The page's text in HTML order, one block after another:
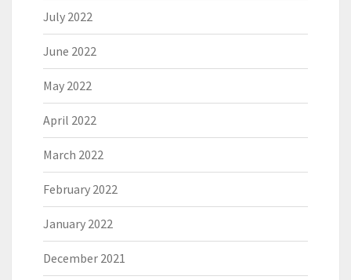
July 2022
June 2022
May 2022
April 2022
March 2022
February 2022
January 2022
December 2021